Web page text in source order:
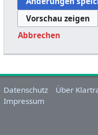
Abbrechen
Datenschutz
Über
Impressum